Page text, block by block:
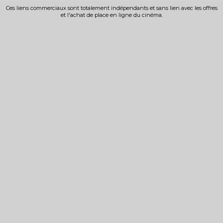
Ces liens commerciaux sont totalement indépendants et sans lien avec les offres
et l'achat de place en ligne du cinéma.